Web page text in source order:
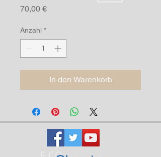
70,00 €Preis
Anzahl *
In den Warenkorb